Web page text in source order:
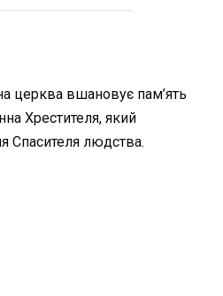
церква вшановує пам’ять
Хрестителя, який
Спасителя людства.